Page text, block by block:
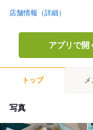
店舗情報（詳細）
アプリで開
トップ
写真